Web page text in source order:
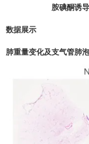
胺碘酮诱
数据展示
肺重量变化及支气管肺